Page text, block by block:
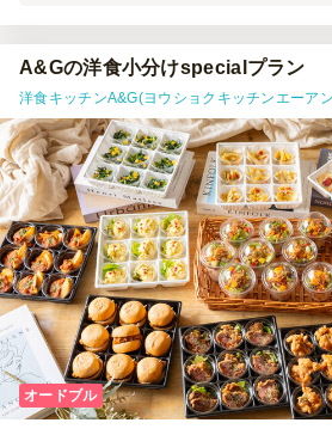
唯一物足りなかったのですが、他は大満足
A&Gの洋食小分けspecialプラン
洋食キッチンA&G(ヨウショクキッチンエーア
オードブル